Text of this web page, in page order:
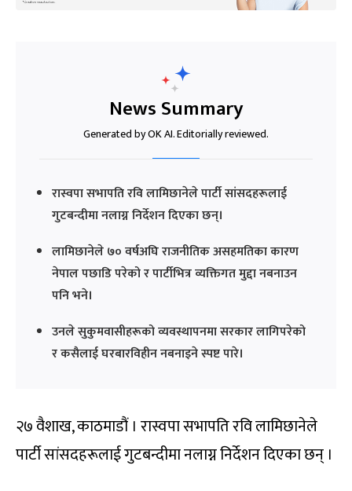
News Summary
Generated by OK AI. Editorially reviewed.
रास्वपा सभापति रवि लामिछानेले पार्टी सांसदहरूलाई
गुटबन्दीमा नलाग्न निर्देशन दिएका छन्।
लामिछानेले ७० वर्षअघि राजनीतिक असहमतिका कारण
नेपाल पछाडि परेको र पार्टीभित्र व्यक्तिगत मुद्दा नबनाउन
पनि भने।
उनले सुकुमवासीहरूको व्यवस्थापनमा सरकार लागिपरेको
र कसैलाई घरबारविहीन नबनाइने स्पष्ट पारे।
२७ वैशाख, काठमाडौं । रास्वपा सभापति रवि लामिछानेले
पार्टी सांसदहरूलाई गुटबन्दीमा नलाग्न निर्देशन दिएका छन् ।